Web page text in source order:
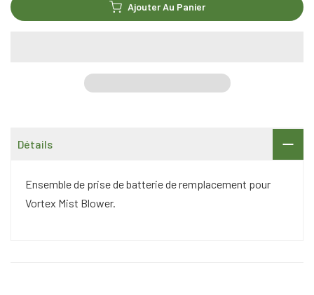
Ajouter Au Panier
Détails
Ensemble de prise de batterie de remplacement pour
Vortex Mist Blower.